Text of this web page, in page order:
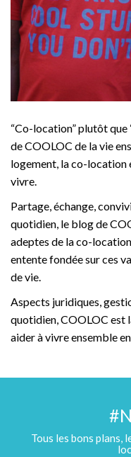
“Co-location” plutôt
de COOLOC de la vie
logement, la co-location
vivre.
Partage, échange,
quotidien, le blog de
adeptes de la co-
entente fondée sur ces
de vie.
Aspects juridiques,
quotidien, COOLOC est
aider à vivre ensemble
Tous les bons plans,